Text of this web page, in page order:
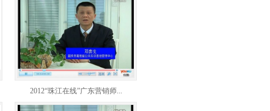
2012“珠江在线”广东营销师...